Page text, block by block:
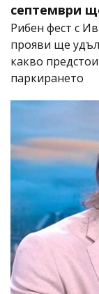
септември
Рибен фест с
прояви ще
какво
паркирането